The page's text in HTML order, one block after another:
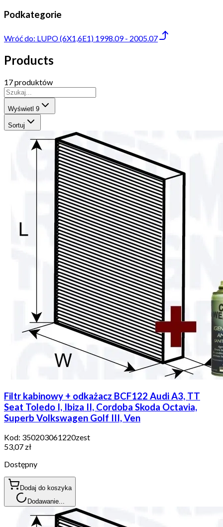
Podkategorie
Wróć do: LUPO (6X1,6E1) 1998.09 - 2005.07
Products
17 produktów
Wyświetl 9
Sortuj
Filtr kabinowy + odkażacz BCF122 Audi A3, TT
Seat Toledo I, Ibiza II, Cordoba Skoda Octavia,
Superb Volkswagen Golf III, Ven
Kod: 350203061220zest
53,07 zł
Dostępny
Dodaj do koszyka
Dodawanie...